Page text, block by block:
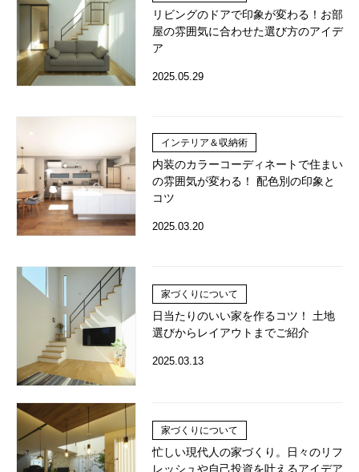
リビングのドアで印象が変わる！お部
屋の雰囲気に合わせた選び方のアイデ
ア
2025.05.29
インテリア＆収納術
内装のカラーコーディネートで住まい
の雰囲気が変わる！ 配色別の印象と
コツ
2025.03.20
家づくりについて
日当たりのいい家を作るコツ！ 土地
選びからレイアウトまでご紹介
2025.03.13
家づくりについて
忙しい現代人の家づくり。日々のリフ
レッシュや自己投資を叶えるアイデア